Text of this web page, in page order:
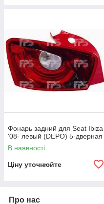
Фонарь задний для Seat Ibiza
'08- левый (DEPO) 5-дверная
В наявності
Ціну уточнюйте
Про нас